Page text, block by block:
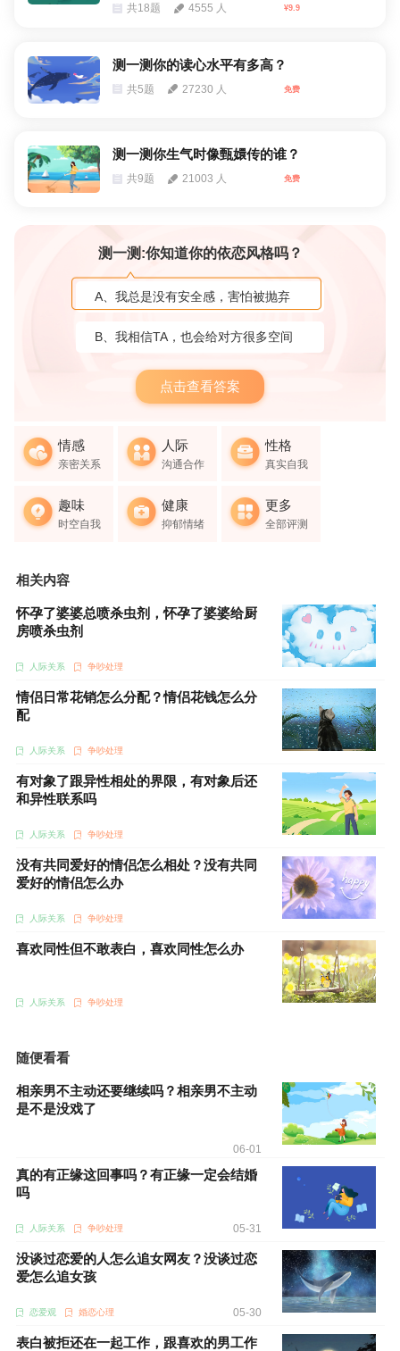
共18题 4555 人 ¥9.9
测一测你的读心水平有多高？
共5题 27230 人 免费
测一测你生气时像甄嬛传的谁？
共9题 21003 人 免费
测一测:你知道你的依恋风格吗？
A、我总是没有安全感，害怕被抛弃
B、我相信TA，也会给对方很多空间
点击查看答案
情感
亲密关系
人际
沟通合作
性格
真实自我
趣味
时空自我
健康
抑郁情绪
更多
全部评测
相关内容
怀孕了婆婆总喷杀虫剂，怀孕了婆婆给厨
房喷杀虫剂
人际关系 争吵处理
情侣日常花销怎么分配？情侣花钱怎么分
配
人际关系 争吵处理
有对象了跟异性相处的界限，有对象后还
和异性联系吗
人际关系 争吵处理
没有共同爱好的情侣怎么相处？没有共同
爱好的情侣怎么办
人际关系 争吵处理
喜欢同性但不敢表白，喜欢同性怎么办
人际关系 争吵处理
随便看看
相亲男不主动还要继续吗？相亲男不主动
是不是没戏了
06-01
真的有正缘这回事吗？有正缘一定会结婚
吗
人际关系 争吵处理 05-31
没谈过恋爱的人怎么追女网友？没谈过恋
爱怎么追女孩
恋爱观 婚恋心理 05-30
表白被拒还在一起工作，跟喜欢的男工作